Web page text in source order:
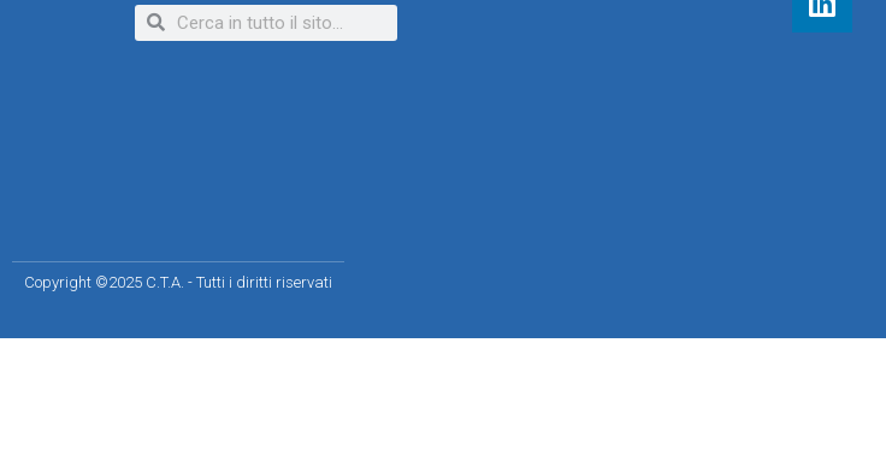
Copyright ©2025 C.T.A. - Tutti i diritti riservati